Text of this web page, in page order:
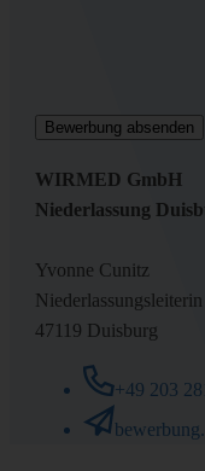
WIRMED GmbH
Niederlassung
Yvonne Cunitz
Niederlassungsleiterin
47119 Duisburg
+49 203